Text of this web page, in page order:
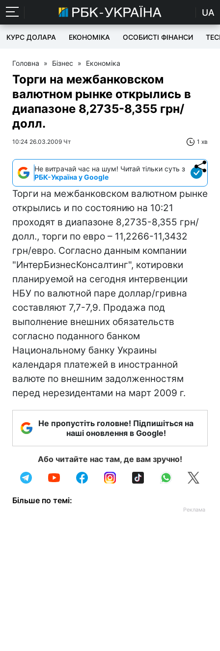
UA
КУРС ДОЛАРА ЕКОНОМІКА ОСОБИСТІ ФІНАНСИ
Головна » Бізнес » Економіка
Торги на межбанковском
валютном рынке открылись в
диапазоне 8,2735-8,355 грн/
долл.
10:24 26.03.2009 Чт 1 хв
Не витрачай час на шум! Читай тільки суть з
РБК-Україна у Google
Торги на межбанковском валютном рынке
открылись и по состоянию на 10:21
проходят в диапазоне 8,2735-8,355 грн/
долл., торги по евро – 11,2266-11,3432
грн/евро. Согласно данным компании
"ИнтерБизнесКонсалтинг", котировки
планируемой на сегодня интервенции
НБУ по валютной паре доллар/гривна
составляют 7,7-7,9. Продажа под
выполнение внешних обязательств
согласно поданного банком
Национальному банку Украины
календаря платежей в иностранной
валюте по внешним задолженностям
перед нерезидентами на март 2009 г.
Не пропустіть головне! Підпишіться на
наші оновлення в Google!
Або читайте нас там, де вам зручно!
Більше по темі: